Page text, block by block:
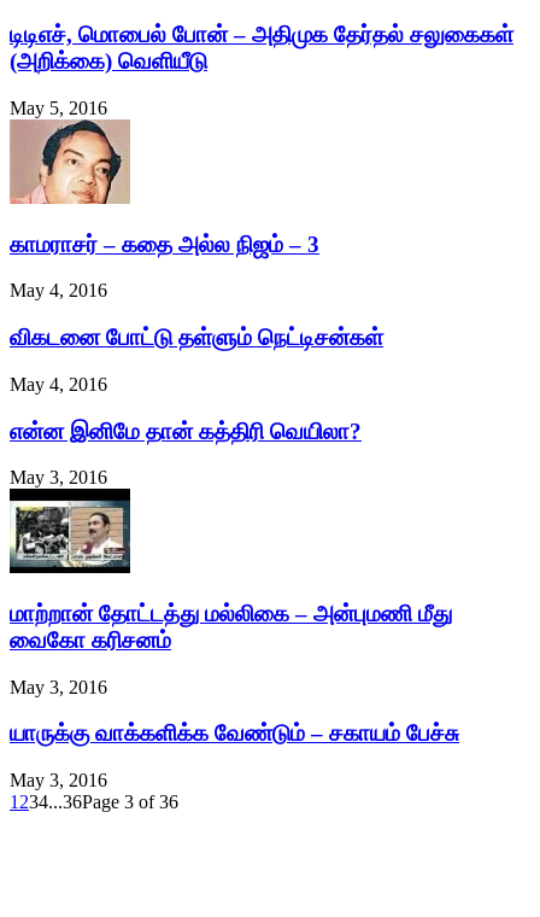
டிடிஎச், மொபைல் போன் – அதிமுக தேர்தல் சலுகைகள்
(அறிக்கை) வெளியீடு
May 5, 2016
காமராசர் – கதை அல்ல நிஜம் – 3
May 4, 2016
விகடனை போட்டு தள்ளும் நெட்டிசன்கள்
May 4, 2016
என்ன இனிமே தான் கத்திரி வெயிலா?
May 3, 2016
மாற்றான் தோட்டத்து மல்லிகை – அன்புமணி மீது
வைகோ கரிசனம்
May 3, 2016
யாருக்கு வாக்களிக்க வேண்டும் – சகாயம் பேச்சு
May 3, 2016
1 234...36Page 3 of 36